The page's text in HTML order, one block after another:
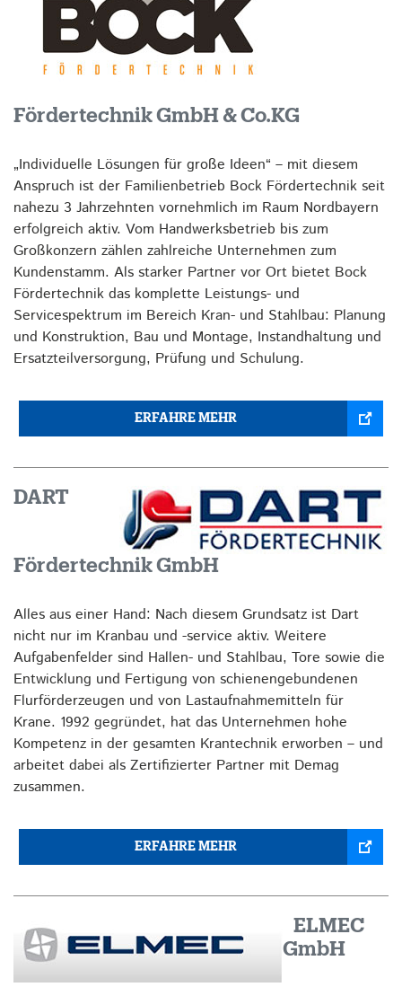
Fördertechnik GmbH & Co.KG
„Individuelle Lösungen für große Ideen“ – mit diesem
Anspruch ist der Familienbetrieb Bock Fördertechnik seit
nahezu 3 Jahrzehnten vornehmlich im Raum Nordbayern
erfolgreich aktiv. Vom Handwerksbetrieb bis zum
Großkonzern zählen zahlreiche Unternehmen zum
Kundenstamm. Als starker Partner vor Ort bietet Bock
Fördertechnik das komplette Leistungs- und
Servicespektrum im Bereich Kran- und Stahlbau: Planung
und Konstruktion, Bau und Montage, Instandhaltung und
Ersatzteilversorgung, Prüfung und Schulung.
ERFAHRE MEHR
DART
Fördertechnik GmbH
Alles aus einer Hand: Nach diesem Grundsatz ist Dart
nicht nur im Kranbau und -service aktiv. Weitere
Aufgabenfelder sind Hallen- und Stahlbau, Tore sowie die
Entwicklung und Fertigung von schienengebundenen
Flurförderzeugen und von Lastaufnahmemitteln für
Krane. 1992 gegründet, hat das Unternehmen hohe
Kompetenz in der gesamten Krantechnik erworben – und
arbeitet dabei als Zertifizierter Partner mit Demag
zusammen.
ERFAHRE MEHR
ELMEC
GmbH